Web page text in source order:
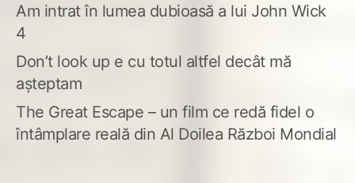
Am intrat în lumea dubioasă a lui John Wick
4
Don’t look up e cu totul altfel decât mă
așteptam
The Great Escape – un film ce redă fidel o
întâmplare reală din Al Doilea Război Mondial